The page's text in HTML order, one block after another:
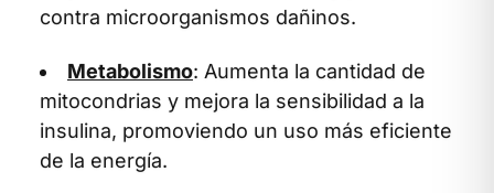
contra microorganismos dañinos.
Metabolismo: Aumenta la cantidad de
mitocondrias y mejora la sensibilidad a la
insulina, promoviendo un uso más eficiente
de la energía.